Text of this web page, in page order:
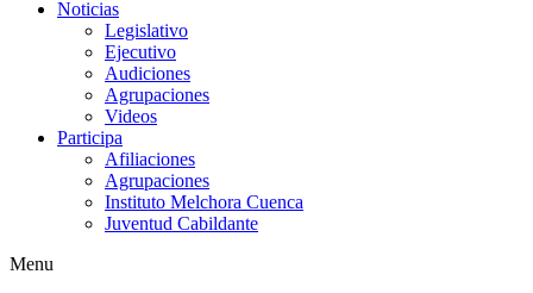
Noticias
Legislativo
Ejecutivo
Audiciones
Agrupaciones
Videos
Participa
Afiliaciones
Agrupaciones
Instituto Melchora Cuenca
Juventud Cabildante
Menu